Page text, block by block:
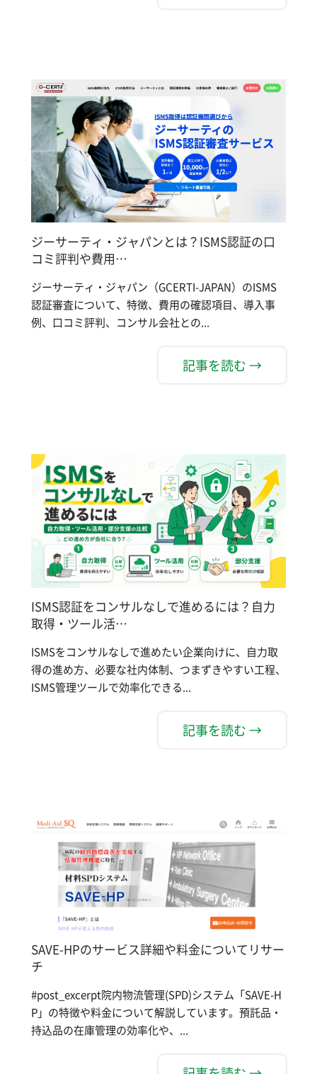
ジーサーティ・ジャパンとは？ISMS認証の口
コミ評判や費用…
ジーサーティ・ジャパン（GCERTI-JAPAN）のISMS
認証審査について、特徴、費用の確認項目、導入事
例、口コミ評判、コンサル会社との...
記事を読む →
ISMS認証をコンサルなしで進めるには？自力
取得・ツール活…
ISMSをコンサルなしで進めたい企業向けに、自力取
得の進め方、必要な社内体制、つまずきやすい工程、
ISMS管理ツールで効率化できる...
記事を読む →
SAVE-HPのサービス詳細や料金についてリサー
チ
#post_excerpt院内物流管理(SPD)システム「SAVE-H
P」の特徴や料金について解説しています。預託品・
持込品の在庫管理の効率化や、...